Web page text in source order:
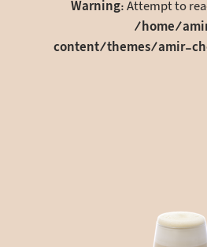
Warning: Attempt to
/home/
content/themes/amir-